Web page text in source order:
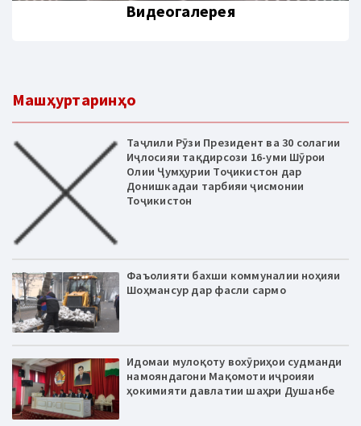
Видеогалерея
Машҳуртаринҳо
Таҷлили Рӯзи Президент ва 30 солагии
Иҷлосияи тақдирсози 16-уми Шӯрои
Олии Ҷумҳурии Тоҷикистон дар
Донишкадаи тарбияи ҷисмонии
Тоҷикистон
Фаъолияти бахши коммуналии ноҳияи
Шоҳмансур дар фасли сармо
Идомаи мулоқоту вохӯриҳои судманди
намояндагони Мақомоти иҷроияи
ҳокимияти давлатии шаҳри Душанбе